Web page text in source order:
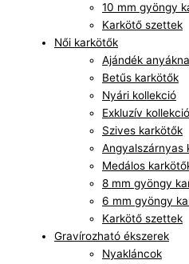
10 mm gyöngy
Karkötő szettek
Női karkötők
Ajándék
Betűs karkötők
Nyári kollekció
Exkluzív kollekció
Szives karkötők
Angyalszárnyas
Medálos
8 mm gyöngy
6 mm gyöngy
Karkötő szettek
Gravírozható ékszerek
Nyakláncok